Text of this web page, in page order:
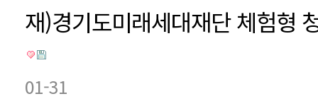
재)경기도미래세대재단 체험형
01-31